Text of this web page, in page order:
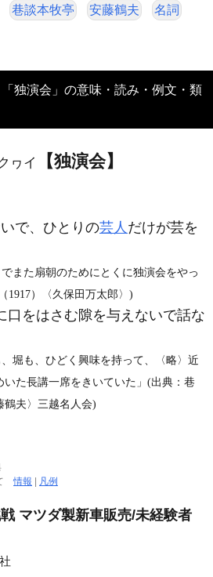
巷談本牧亭 安藤鶴夫 名詞
「独演会」の意味・読み・例文・類
ヮイ 【独演会】
で、ひとりの芸人 だけが芸を
また扇朝のためにとくに独演会をやっ
1917）〈久保田万太郎〉)
口をはさむ隙を与えないで話な
堀も、ひどく興味を持って、〈略〉近
た長講一席をきいていた」(出典：巷
鶴夫〉三越名人会)
て情報 | 凡例
マツダ製新車販売/未経験者